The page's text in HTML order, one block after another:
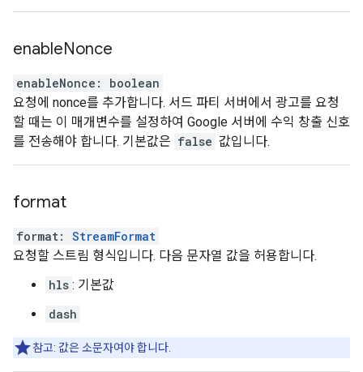
enableNonce
enableNonce :
boolean
요청에 nonce를 추가합니다. 서드 파티 서버에서 광고를 요청
할 때는 이 매개변수를 설정하여 Google 서버에 수익 창출 신호
를 전송해야 합니다. 기본값은 false 값입니다.
format
format:
StreamFormat
요청할 스트림 형식입니다. 다음 문자열 값을 허용합니다.
hls : 기본값
dash
참고: 값은 소문자여야 합니다.